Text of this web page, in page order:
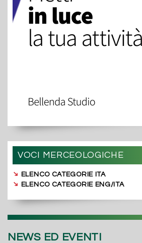
VOCI MERCEOLOGICHE
➔ ELENCO CATEGORIE ITA
➔ ELENCO CATEGORIE ENG/ITA
NEWS ED EVENTI